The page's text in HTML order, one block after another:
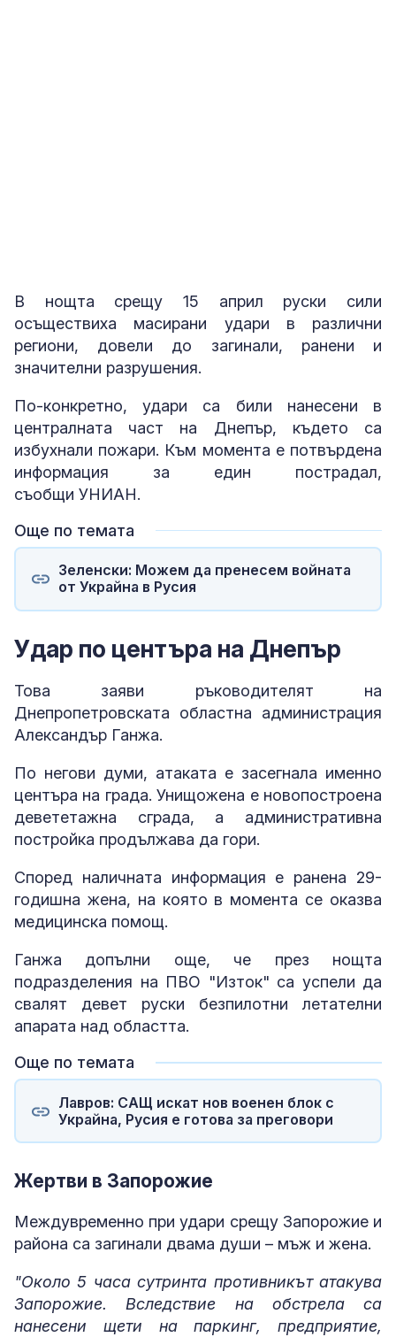
В нощта срещу 15 април руски сили
осъществиха масирани удари в различни
региони, довели до загинали, ранени и
значителни разрушения.
По-конкретно, удари са били нанесени в
централната част на Днепър, където са
избухнали пожари. Към момента е потвърдена
информация за един пострадал,
съобщи УНИАН.
Още по темата
Зеленски: Можем да пренесем войната
от Украйна в Русия
Удар по центъра на Днепър
Това заяви ръководителят на
Днепропетровската областна администрация
Александър Ганжа.
По негови думи, атаката е засегнала именно
центъра на града. Унищожена е новопостроена
девететажна сграда, а административна
постройка продължава да гори.
Според наличната информация е ранена 29-
годишна жена, на която в момента се оказва
медицинска помощ.
Ганжа допълни още, че през нощта
подразделения на ПВО "Изток" са успели да
свалят девет руски безпилотни летателни
апарата над областта.
Още по темата
Лавров: САЩ искат нов военен блок с
Украйна, Русия е готова за преговори
Жертви в Запорожие
Междувременно при удари срещу Запорожие и
района са загинали двама души – мъж и жена.
"Около 5 часа сутринта противникът атакува
Запорожие. Вследствие на обстрела са
нанесени щети на паркинг, предприятие,